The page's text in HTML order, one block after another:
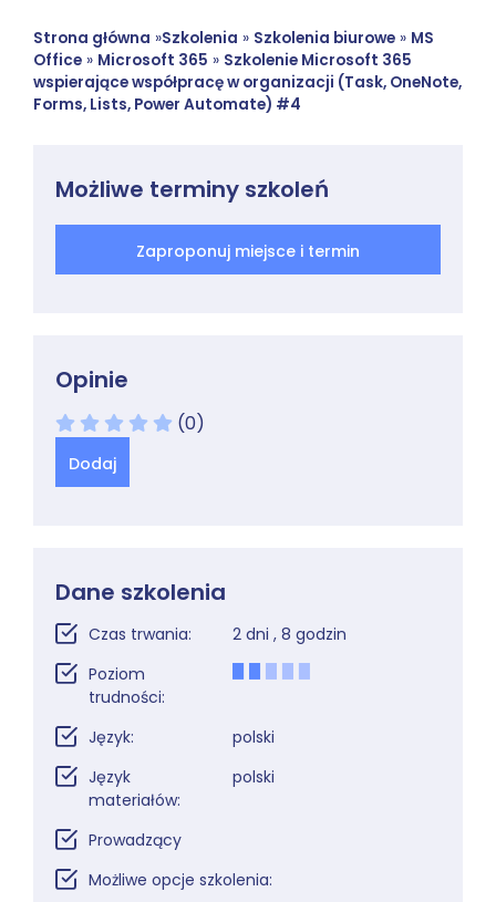
Strona główna »Szkolenia » Szkolenia biurowe » MS
Office » Microsoft 365 » Szkolenie Microsoft 365
wspierające współpracę w organizacji (Task, OneNote,
Forms, Lists, Power Automate) #4
Możliwe terminy szkoleń
Zaproponuj miejsce i termin
Opinie
(0)
Dodaj
Dane szkolenia
Czas trwania:
2 dni , 8 godzin
Poziom
trudności:
Język:
polski
Język
materiałów:
polski
Prowadzący
Możliwe opcje szkolenia: